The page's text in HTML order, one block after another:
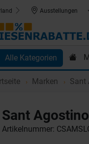
Ausstellungen
Alle Kategorien
Blog
Marken Sant
Sant Agostino
Artikelnummer: